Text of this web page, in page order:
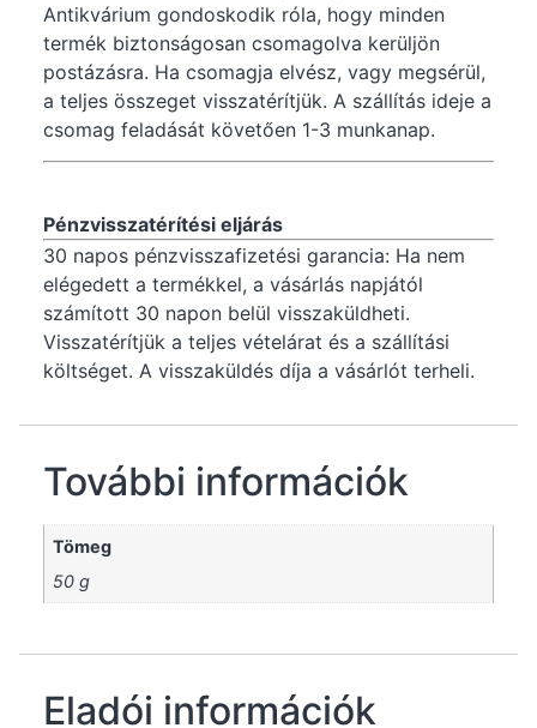
Antikvárium gondoskodik róla, hogy minden
termék biztonságosan csomagolva kerüljön
postázásra. Ha csomagja elvész, vagy megsérül,
a teljes összeget visszatérítjük. A szállítás ideje a
csomag feladását követően 1-3 munkanap.
Pénzvisszatérítési eljárás
30 napos pénzvisszafizetési garancia: Ha nem
elégedett a termékkel, a vásárlás napjától
számított 30 napon belül visszaküldheti.
Visszatérítjük a teljes vételárat és a szállítási
költséget. A visszaküldés díja a vásárlót terheli.
További információk
Tömeg
50 g
Eladói információk